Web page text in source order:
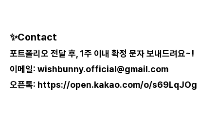
✨Contact
포트폴리오 전달 후, 1주 이내 확정 문자 보내드려요~!
이메일: wishbunny.official@gmail.com
오픈톡: https://open.kakao.com/o/s69LqJOg